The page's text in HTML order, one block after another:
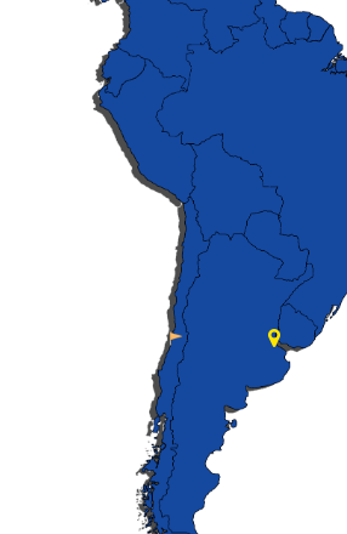
x - Buenos Aires